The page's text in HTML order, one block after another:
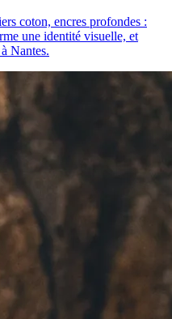
coton, encres profondes :
une identité visuelle, et
Nantes.